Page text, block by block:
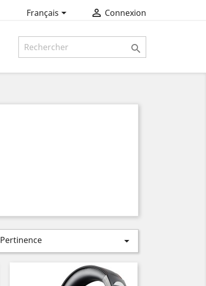
Français  Connexion

Pertinence 